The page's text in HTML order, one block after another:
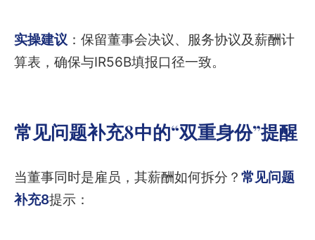
实操建议 ：保留董事会决议、服务协议及薪酬计
算表，确保与IR56B填报口径一致。
常见问题补充8中的“双重身份”提醒
当董事同时是雇员，其薪酬如何拆分？ 常见问题
补充8提示：